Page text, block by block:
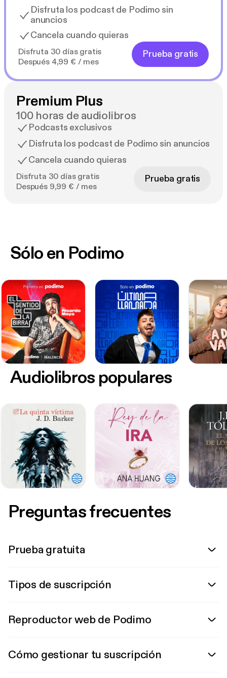
Disfruta los podcast de Podimo sin
anuncios
Cancela cuando quieras
Disfruta 30 días gratis
Después 4,99 € / mes
Prueba gratis
Premium Plus
100 horas de audiolibros
Podcasts exclusivos
Disfruta los podcast de Podimo sin anuncios
Cancela cuando quieras
Disfruta 30 días gratis
Después 9,99 € / mes
Prueba gratis
Sólo en Podimo
Audiolibros populares
Preguntas frecuentes
Prueba gratuita
Tipos de suscripción
Reproductor web de Podimo
Cómo gestionar tu suscripción